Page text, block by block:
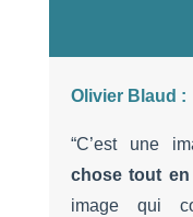
Olivier Blaud :
“C’est une
chose tout
image qui